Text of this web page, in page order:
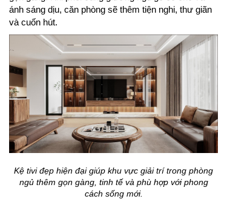
ánh sáng dịu, căn phòng sẽ thêm tiện nghi, thư giãn
và cuốn hút.
Kệ tivi đẹp hiện đại giúp khu vực giải trí trong phòng
ngủ thêm gọn gàng, tinh tế và phù hợp với phong
cách sống mới.